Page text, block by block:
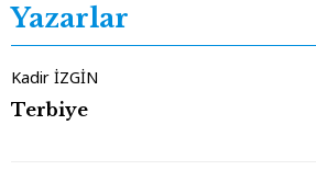
Yazarlar
Kadir İZGİN
Terbiye